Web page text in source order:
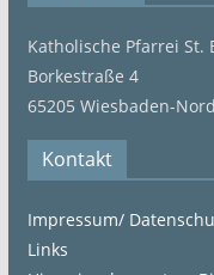
Katholische Pfarrei St.
Borkestraße 4
65205 Wiesbaden-
Kontakt
Impressum/
Links